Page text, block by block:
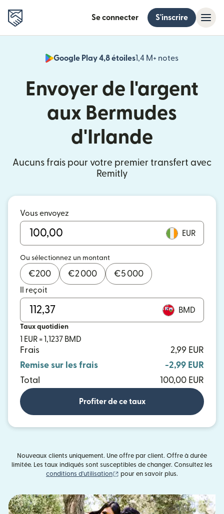
Se connecter S'inscrire
Google Play 4,8 étoiles1,4 M+ notes
Envoyer de l'argent
aux Bermudes
d'Irlande
Aucuns frais pour votre premier transfert avec
Remitly
Vous envoyez
EUR
Ou sélectionnez un montant
€200 €2 000 €5 000
Il reçoit
BMD
Taux quotidien
1 EUR = 1,1237 BMD
Frais
2,99 EUR
Remise sur les frais
-2,99 EUR
Total
100,00 EUR
Profiter de ce taux
Nouveaux clients uniquement. Une offre par client. Offre à durée
limitée. Les taux indiqués sont susceptibles de changer. Consultez les
conditions d'utilisation
(s'ouvre dans une nouvelle fenêtre)
pour en savoir plus.